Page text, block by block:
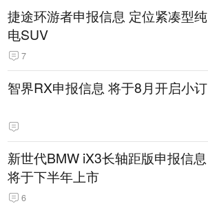
捷途环游者申报信息 定位紧凑型纯
电SUV
7
智界RX申报信息 将于8月开启小订
新世代BMW iX3长轴距版申报信息
将于下半年上市
6